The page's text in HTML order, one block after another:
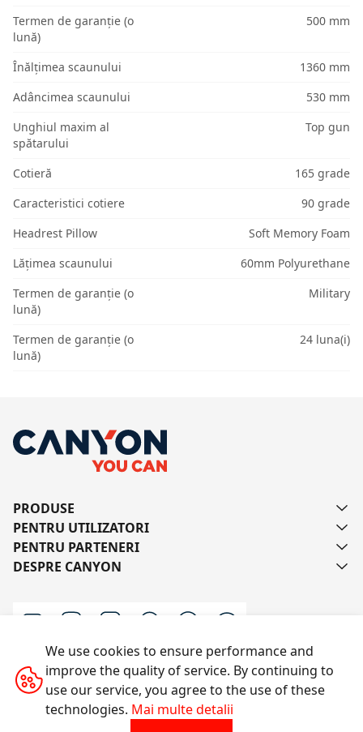
Termen de garanție (o
lună)
500 mm
Înălțimea scaunului
1360 mm
Adâncimea scaunului
530 mm
Unghiul maxim al
spătarului
Top gun
Cotieră
165 grade
Caracteristici cotiere
90 grade
Headrest Pillow
Soft Memory Foam
Lățimea scaunului
60mm Polyurethane
Termen de garanție (o
lună)
Military
Termen de garanție (o
lună)
24 luna(i)
PRODUSE
PENTRU UTILIZATORI
PENTRU PARTENERI
DESPRE CANYON
Scrie-ne
We use cookies to ensure performance and
improve the quality of service. By continuing to
use our service, you agree to the use of these
technologies. Mai multe detalii